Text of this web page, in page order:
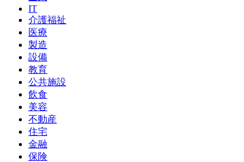
IT
介護福祉
医療
製造
設備
教育
公共施設
飲食
美容
不動産
住宅
金融
保険